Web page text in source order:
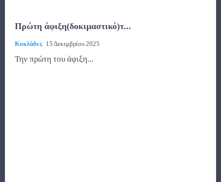
Πρώτη άφιξη(δοκιμαστικό)τ...
Κυκλάδες 15 Δεκεμβρίου 2025
Την πρώτη του άφιξη...